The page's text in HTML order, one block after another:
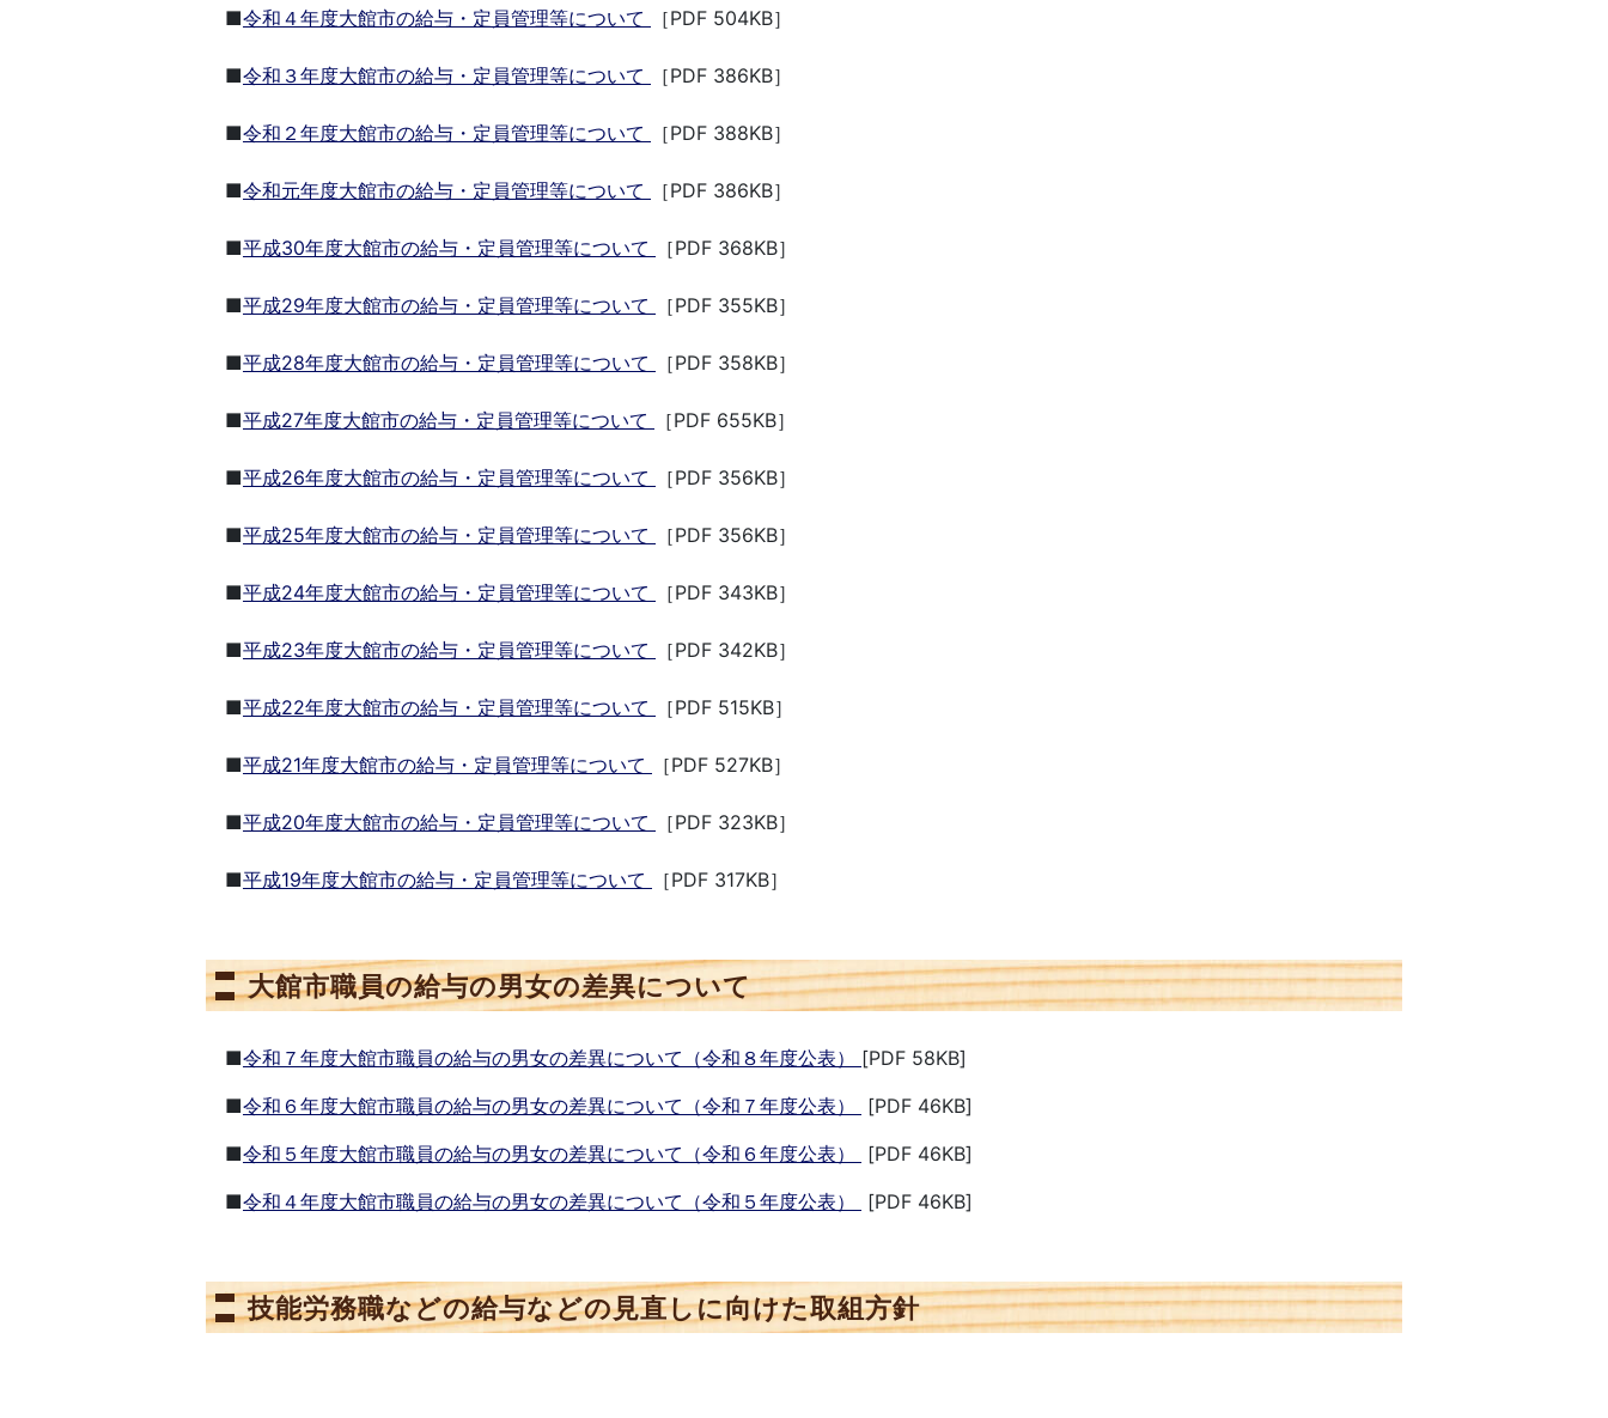
■令和４年度大館市の給与・定員管理等について ［PDF 504KB］
■令和３年度大館市の給与・定員管理等について ［PDF 386KB］
■令和２年度大館市の給与・定員管理等について ［PDF 388KB］
■令和元年度大館市の給与・定員管理等について ［PDF 386KB］
■平成30年度大館市の給与・定員管理等について ［PDF 368KB］
■平成29年度大館市の給与・定員管理等について ［PDF 355KB］
■平成28年度大館市の給与・定員管理等について ［PDF 358KB］
■平成27年度大館市の給与・定員管理等について ［PDF 655KB］
■平成26年度大館市の給与・定員管理等について ［PDF 356KB］
■平成25年度大館市の給与・定員管理等について ［PDF 356KB］
■平成24年度大館市の給与・定員管理等について ［PDF 343KB］
■平成23年度大館市の給与・定員管理等について ［PDF 342KB］
■平成22年度大館市の給与・定員管理等について ［PDF 515KB］
■平成21年度大館市の給与・定員管理等について ［PDF 527KB］
■平成20年度大館市の給与・定員管理等について ［PDF 323KB］
■平成19年度大館市の給与・定員管理等について ［PDF 317KB］
大館市職員の給与の男女の差異について
■令和７年度大館市職員の給与の男女の差異について（令和８年度公表） [PDF 58KB]
■令和６年度大館市職員の給与の男女の差異について（令和７年度公表）
[PDF 46KB]
■令和５年度大館市職員の給与の男女の差異について（令和６年度公表）
[PDF 46KB]
■令和４年度大館市職員の給与の男女の差異について（令和５年度公表） [PDF 46KB]
技能労務職などの給与などの見直しに向けた取組方針